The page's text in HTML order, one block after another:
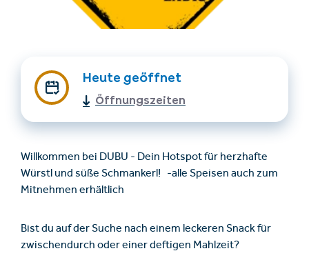
Gutscheinshop
info@serfaus-fiss-ladis.at
Heute geöffnet
Öffnungszeiten
Willkommen bei DUBU - Dein Hotspot für herzhafte
Würstl und süße Schmankerl! -alle Speisen auch zum
Mitnehmen erhältlich
Bist du auf der Suche nach einem leckeren Snack für
zwischendurch oder einer deftigen Mahlzeit?